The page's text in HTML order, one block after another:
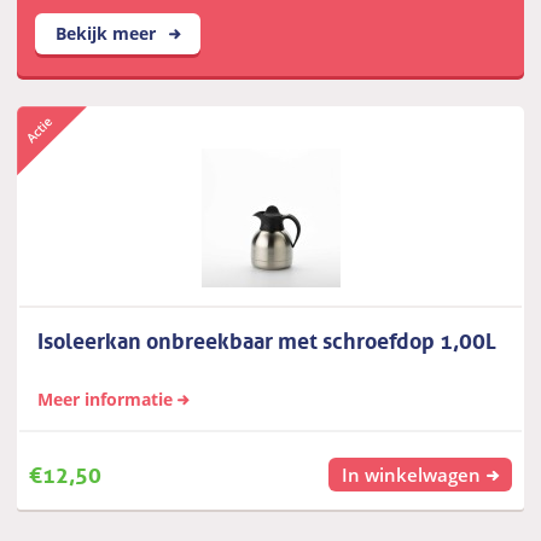
Bekijk meer
Isoleerkan onbreekbaar met schroefdop 1,00L
Meer informatie
€12,50 In winkelwagen